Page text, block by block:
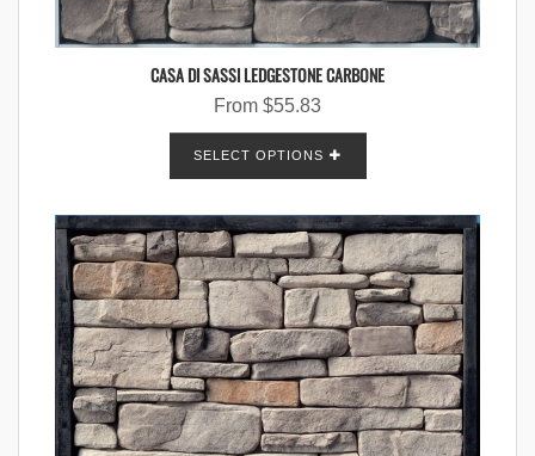
CASA DI SASSI LEDGESTONE CARBONE
From $55.83
SELECT OPTIONS